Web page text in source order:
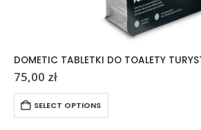
75,00 zł
SELECT OPTIONS